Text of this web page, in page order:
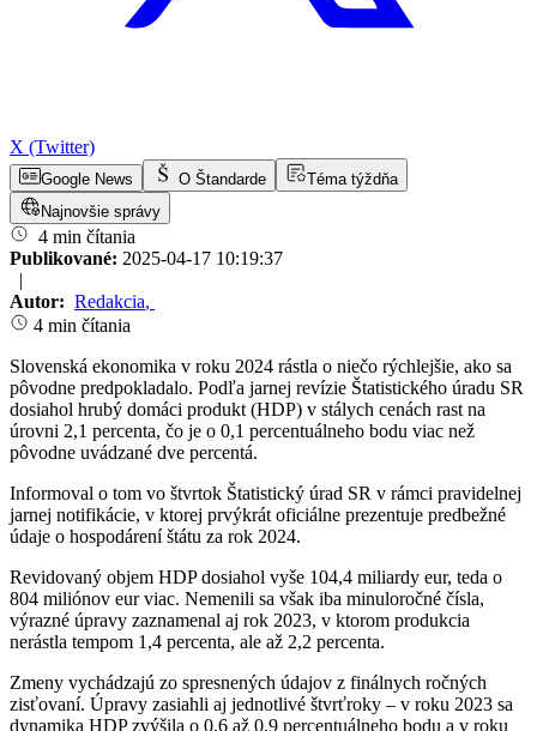
X (Twitter)
Google News O Štandarde
Téma týždňa
Najnovšie správy
4 min čítania
Publikované: 2025-04-17 10:19:37
|
Autor: Redakcia,
4 min čítania
Slovenská ekonomika v roku 2024 rástla o niečo rýchlejšie, ako sa
pôvodne predpokladalo. Podľa jarnej revízie Štatistického úradu SR
dosiahol hrubý domáci produkt (HDP) v stálych cenách rast na
úrovni 2,1 percenta, čo je o 0,1 percentuálneho bodu viac než
pôvodne uvádzané dve percentá.
Informoval o tom vo štvrtok Štatistický úrad SR v rámci pravidelnej
jarnej notifikácie, v ktorej prvýkrát oficiálne prezentuje predbežné
údaje o hospodárení štátu za rok 2024.
Revidovaný objem HDP dosiahol vyše 104,4 miliardy eur, teda o
804 miliónov eur viac. Nemenili sa však iba minuloročné čísla,
výrazné úpravy zaznamenal aj rok 2023, v ktorom produkcia
nerástla tempom 1,4 percenta, ale až 2,2 percenta.
Zmeny vychádzajú zo spresnených údajov z finálnych ročných
zisťovaní. Úpravy zasiahli aj jednotlivé štvrťroky – v roku 2023 sa
dynamika HDP zvýšila o 0,6 až 0,9 percentuálneho bodu a v roku